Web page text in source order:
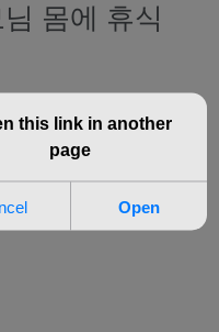
님 몸에 휴식